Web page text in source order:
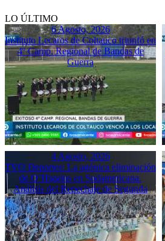
LO ÚLTIMO
6 Agosto, 2026
Instituto Lecaros de Coltauco triunfó en
4º Camp. Regional de Bandas de
Guerra
4 Agosto, 2026
TVO Deportes: La agónica eliminación
de O’Higgins en Sudamericana.
Análisis del Repechaje de Segunda